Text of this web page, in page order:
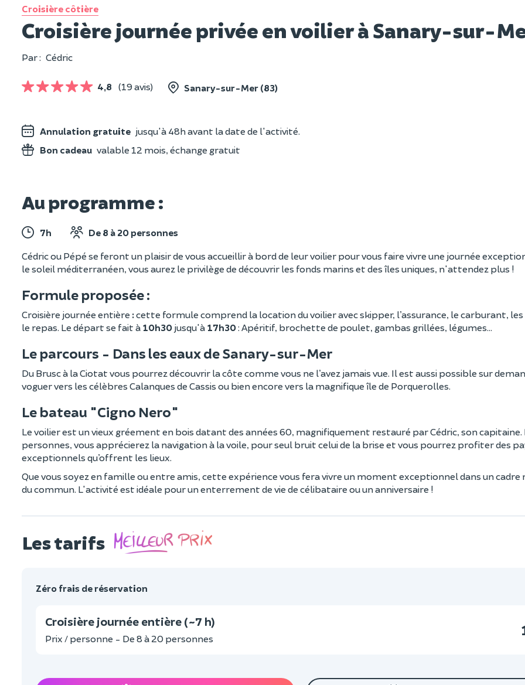
Croisière côtière
Croisière journée privée en voilier à Sanary-sur-
Par : Cédric
4,8 (19 avis) Sanary-sur-Mer (83)
Annulation gratuite jusqu'à 48h avant la date de l'activité.
Bon cadeau valable 12 mois, échange gratuit
Au programme :
7h De 8 à 20 personnes
Cédric ou Pépé se feront un plaisir de vous accueillir à bord de leur voilier pour vous faire vivre une journée
le soleil méditerranéen, vous aurez le privilège de découvrir les fonds marins et des îles uniques, n'attendez plus !
Formule proposée :
Croisière journée entière :cette formule comprend la location du voilier avec skipper, l’assurance, le carburant,
le repas. Le départ se fait à 10h30 jusqu'à 17h30: Apéritif, brochette de poulet, gambas grillées, légumes...
Le parcours - Dans les eaux de Sanary-sur-Mer
Du Brusc à la Ciotat vous pourrez découvrir la côte comme vous ne l’avez jamais vue. Il est aussi possible sur
voguer vers les célèbres Calanques de Cassis ou bien encore vers la magnifique île de Porquerolles.
Le bateau "Cigno Nero"
Le voilier est un vieux gréement en bois datant des années 60, magnifiquement restauré par Cédric, son capitaine.
personnes, vous apprécierez la navigation à la voile, pour seul bruit celui de la brise et vous pourrez profiter des
exceptionnels qu’offrent les lieux.
Que vous soyez en famille ou entre amis, cette expérience vous fera vivre un moment exceptionnel dans un
du commun. L'activité est idéale pour un enterrement de vie de célibataire ou un anniversaire !
Les tarifs
Zéro frais de réservation
Croisière journée entière (~7 h)
Prix / personne - De 8 à 20 personnes